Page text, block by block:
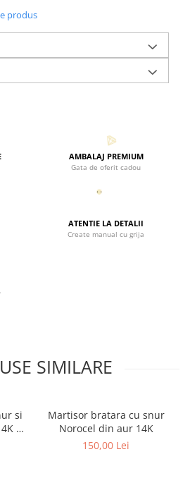
produs
AMBALAJ PREMIUM
Gata de oferit cadou
ATENTIE LA DETALII
Create manual cu grija
SIMILARE
si
si
Martisor bratara cu snur
Norocel din aur 14K
150,00 Lei